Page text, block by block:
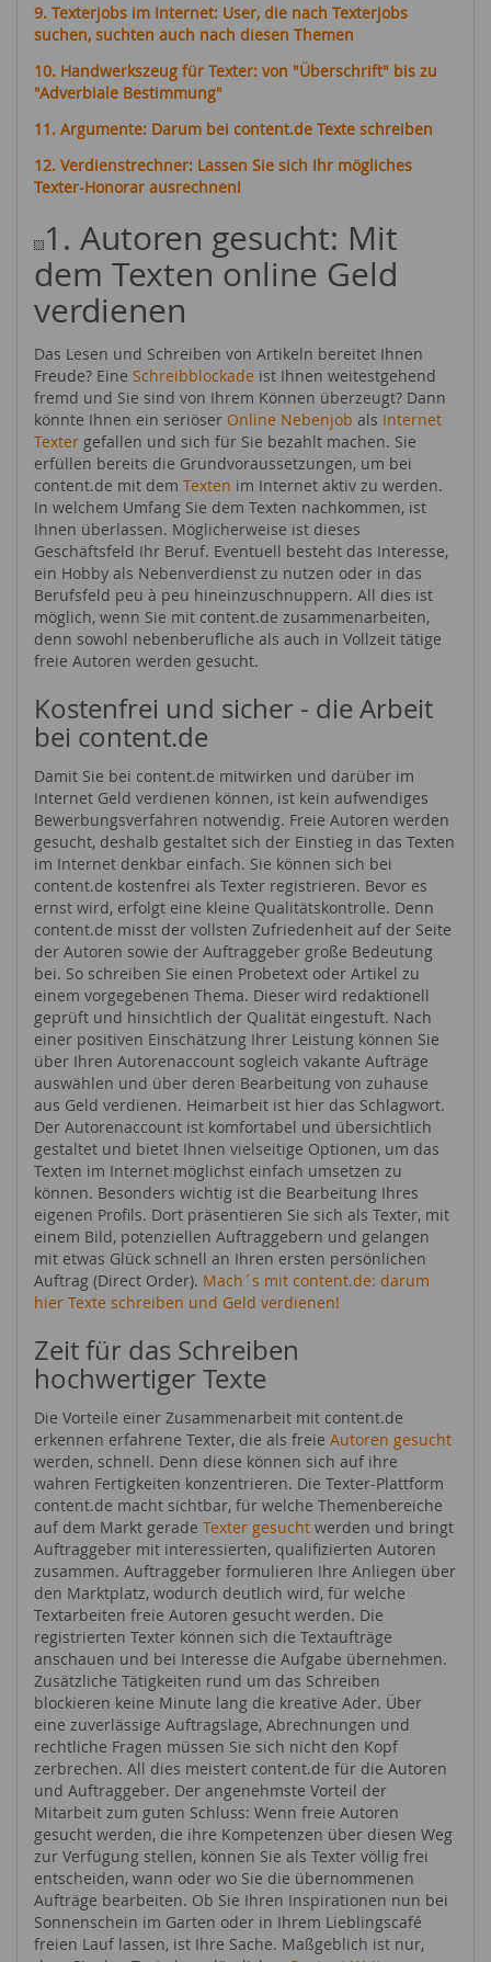
9. Texterjobs im Internet: User, die nach Texterjobs
suchen, suchten auch nach diesen Themen
10. Handwerkszeug für Texter: von "Überschrift" bis zu
"Adverbiale Bestimmung"
11. Argumente: Darum bei content.de Texte schreiben
12. Verdienstrechner: Lassen Sie sich Ihr mögliches
Texter-Honorar ausrechnen!
1. Autoren gesucht: Mit
dem Texten online Geld
verdienen
Das Lesen und Schreiben von Artikeln bereitet Ihnen
Freude? Eine Schreibblockade ist Ihnen weitestgehend
fremd und Sie sind von Ihrem Können überzeugt? Dann
könnte Ihnen ein seriöser Online Nebenjob als Internet
Texter gefallen und sich für Sie bezahlt machen. Sie
erfüllen bereits die Grundvoraussetzungen, um bei
content.de mit dem Texten im Internet aktiv zu werden.
In welchem Umfang Sie dem Texten nachkommen, ist
Ihnen überlassen. Möglicherweise ist dieses
Geschäftsfeld Ihr Beruf. Eventuell besteht das Interesse,
ein Hobby als Nebenverdienst zu nutzen oder in das
Berufsfeld peu à peu hineinzuschnuppern. All dies ist
möglich, wenn Sie mit content.de zusammenarbeiten,
denn sowohl nebenberufliche als auch in Vollzeit tätige
freie Autoren werden gesucht.
Kostenfrei und sicher - die Arbeit
bei content.de
Damit Sie bei content.de mitwirken und darüber im
Internet Geld verdienen können, ist kein aufwendiges
Bewerbungsverfahren notwendig. Freie Autoren werden
gesucht, deshalb gestaltet sich der Einstieg in das Texten
im Internet denkbar einfach. Sie können sich bei
content.de kostenfrei als Texter registrieren. Bevor es
ernst wird, erfolgt eine kleine Qualitätskontrolle. Denn
content.de misst der vollsten Zufriedenheit auf der Seite
der Autoren sowie der Auftraggeber große Bedeutung
bei. So schreiben Sie einen Probetext oder Artikel zu
einem vorgegebenen Thema. Dieser wird redaktionell
geprüft und hinsichtlich der Qualität eingestuft. Nach
einer positiven Einschätzung Ihrer Leistung können Sie
über Ihren Autorenaccount sogleich vakante Aufträge
auswählen und über deren Bearbeitung von zuhause
aus Geld verdienen. Heimarbeit ist hier das Schlagwort.
Der Autorenaccount ist komfortabel und übersichtlich
gestaltet und bietet Ihnen vielseitige Optionen, um das
Texten im Internet möglichst einfach umsetzen zu
können. Besonders wichtig ist die Bearbeitung Ihres
eigenen Profils. Dort präsentieren Sie sich als Texter, mit
einem Bild, potenziellen Auftraggebern und gelangen
mit etwas Glück schnell an Ihren ersten persönlichen
Auftrag (Direct Order). Mach´s mit content.de: darum
hier Texte schreiben und Geld verdienen!
Zeit für das Schreiben
hochwertiger Texte
Die Vorteile einer Zusammenarbeit mit content.de
erkennen erfahrene Texter, die als freie Autoren gesucht
werden, schnell. Denn diese können sich auf ihre
wahren Fertigkeiten konzentrieren. Die Texter-Plattform
content.de macht sichtbar, für welche Themenbereiche
auf dem Markt gerade Texter gesucht werden und bringt
Auftraggeber mit interessierten, qualifizierten Autoren
zusammen. Auftraggeber formulieren Ihre Anliegen über
den Marktplatz, wodurch deutlich wird, für welche
Textarbeiten freie Autoren gesucht werden. Die
registrierten Texter können sich die Textaufträge
anschauen und bei Interesse die Aufgabe übernehmen.
Zusätzliche Tätigkeiten rund um das Schreiben
blockieren keine Minute lang die kreative Ader. Über
eine zuverlässige Auftragslage, Abrechnungen und
rechtliche Fragen müssen Sie sich nicht den Kopf
zerbrechen. All dies meistert content.de für die Autoren
und Auftraggeber. Der angenehmste Vorteil der
Mitarbeit zum guten Schluss: Wenn freie Autoren
gesucht werden, die ihre Kompetenzen über diesen Weg
zur Verfügung stellen, können Sie als Texter völlig frei
entscheiden, wann oder wo Sie die übernommenen
Aufträge bearbeiten. Ob Sie Ihren Inspirationen nun bei
Sonnenschein im Garten oder in Ihrem Lieblingscafé
freien Lauf lassen, ist Ihre Sache. Maßgeblich ist nur,